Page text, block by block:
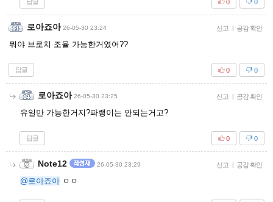
0
0
로아죠아 26-05-30 23:24 신고 | 공감 확인
뭐야 브로치 조율 가능한거였어??
답글 0
0
로아죠아 26-05-30 23:25 신고 | 공감 확인
유일만 가능한거지?파랭이는 안되는거고?
답글 0
0
Note12 26-05-30 23:29 신고 | 공감 확인
@로아죠아 ㅇㅇ